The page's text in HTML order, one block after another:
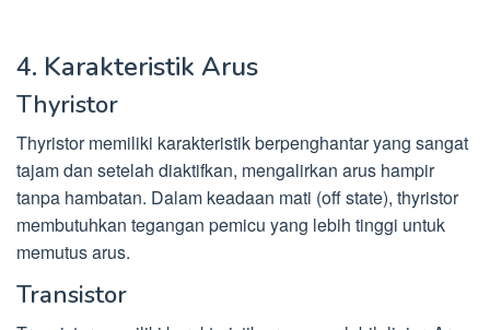
4. Karakteristik Arus
Thyristor
Thyristor memiliki karakteristik berpenghantar yang sangat
tajam dan setelah diaktifkan, mengalirkan arus hampir
tanpa hambatan. Dalam keadaan mati (off state), thyristor
membutuhkan tegangan pemicu yang lebih tinggi untuk
memutus arus.
Transistor